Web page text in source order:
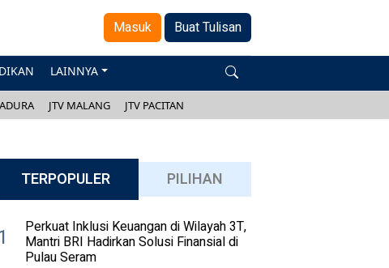
Masuk Buat Tulisan
LAINNYA
JTV MALANG JTV PACITAN
TERPOPULER PILIHAN
Perkuat Inklusi Keuangan di Wilayah 3T,
Mantri BRI Hadirkan Solusi Finansial di
Pulau Seram